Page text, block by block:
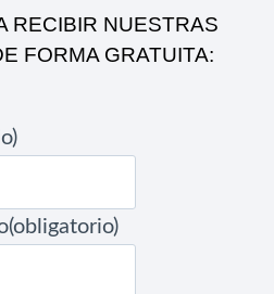
RECIBIR NUESTRAS
FORMA GRATUITA:
(obligatorio)